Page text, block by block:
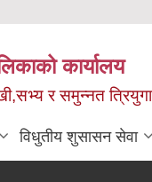
कार्यालय
र समुन्नत
विधुतीय शुसासन सेवा